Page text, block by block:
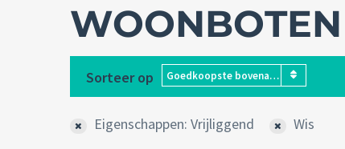
WOONBOTEN
Sorteer op Goedkoopste bovenaan
Eigenschappen: Vrijliggend Wis